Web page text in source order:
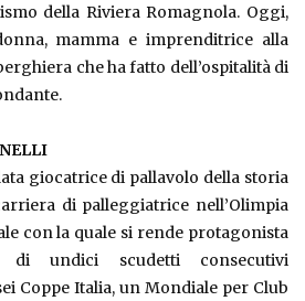
della Riviera Romagnola. Oggi,
mamma e imprenditrice alla
che ha fatto dell’ospitalità di
giocatrice di pallavolo della storia
di palleggiatrice nell’Olimpia
con la quale si rende protagonista
undici scudetti consecutivi
Coppe Italia, un Mondiale per Club